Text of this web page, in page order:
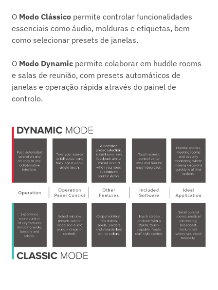
O Modo Clássico permite controlar funcionalidades
essenciais como áudio, molduras e etiquetas, bem
como selecionar presets de janelas.
O Modo Dynamic permite colaborar em huddle rooms
e salas de reunião, com presets automáticos de
janelas e operação rápida através do painel de
controlo.